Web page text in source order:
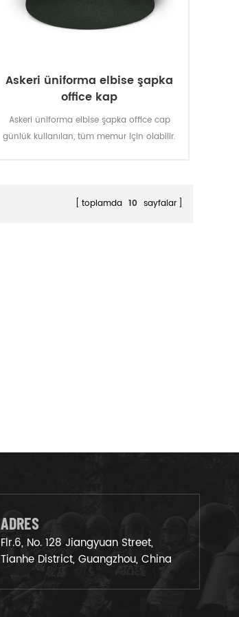
Askeri üniforma elbise şapka
office kap
Askeri üniforma elbise şapka office cap
günlük kullanılan, tüm memur için olabilir.
toplamda 10 sayfalar
ADRES
Flr.6, No. 128 Jiangyuan Street,
Tianhe District, Guangzhou, China